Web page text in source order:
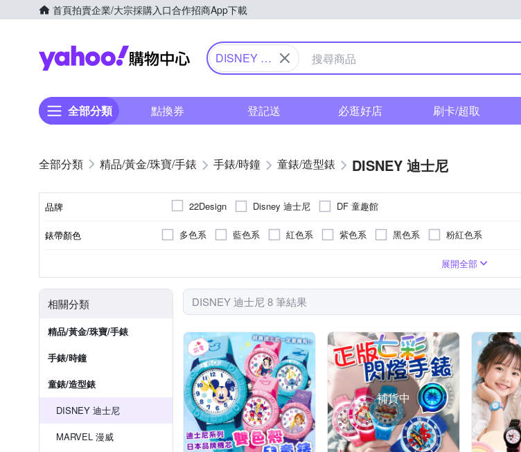
首頁拍賣企業/大宗採購入口合作招商App下載
Yahoo購物中心
DISNEY 迪
全部分類 點換券 登記送 必逛好店 刷卡/超取
精品/黃金/珠寶/手錶 手錶/時鐘 童錶/造型錶 DISNEY 迪士尼
品牌 22Design Disney 迪士尼 DF 童趣館
錶帶顏色 多色系 藍色系 紅色系 紫色系 黑色系 粉紅色系
咖啡色系
展開全部
相關分類
精品/黃金/珠寶/手錶
手錶/時鐘
童錶/造型錶
DISNEY 迪士尼
MARVEL 漫威
DISNEY 迪士尼 8 筆結果
補貨中